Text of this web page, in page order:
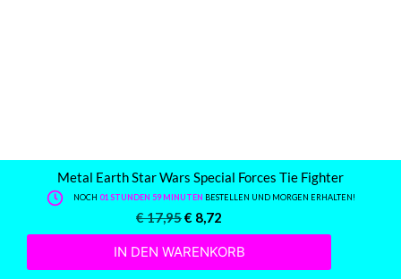
Metal Earth Star Wars Special Forces Tie Fighter
NOCH 01 STUNDEN 59 MINUTEN BESTELLEN UND MORGEN ERHALTEN!
€17,95€ 8,72
IN DEN WARENKORB